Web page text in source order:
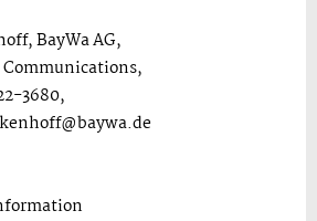
BayWa AG,
Communications,
3680,